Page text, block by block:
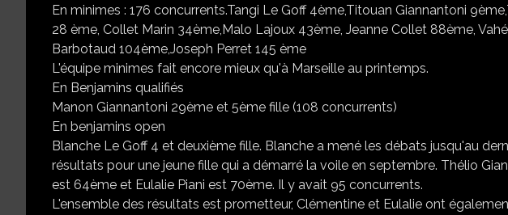
En minimes : 176 concurrents.Tangi Le Goff 4ème,Titouan Giannantoni
28 ème, Collet Marin 34ème,Malo Lajoux 43ème, Jeanne Collet 88ème,
Barbotaud 104ème,Joseph Perret 145 ème
L'équipe minimes fait encore mieux qu'à Marseille au printemps.
En Benjamins qualifiés
Manon Giannantoni 29ème et 5ème fille (108 concurrents)
En benjamins open
Blanche Le Goff 4 et deuxième fille. Blanche a mené les débats jusqu'au
résultats pour une jeune fille qui a démarré la voile en septembre. Thélio
est 64ème et Eulalie Piani est 70ème. Il y avait 95 concurrents.
L'ensemble des résultats est prometteur, Clémentine et Eulalie ont